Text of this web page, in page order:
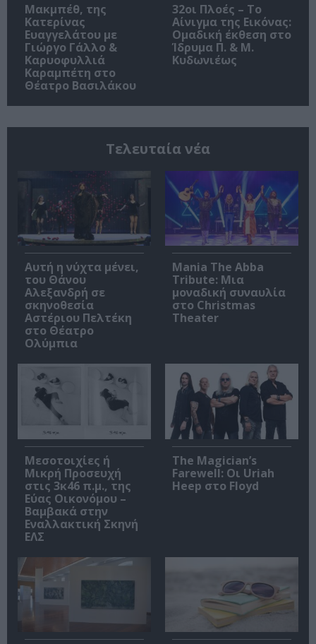
Μακμπέθ, της
Κατερίνας
Ευαγγελάτου με
Γιώργο Γάλλο &
Καρυοφυλλιά
Καραμπέτη στο
Θέατρο Βασιλάκου
32οι Πλοές – Το
Αίνιγμα της Εικόνας:
Ομαδική έκθεση στο
Ίδρυμα Π. & Μ.
Κυδωνιέως
Τελευταία νέα
Αυτή η νύχτα μένει,
του Θάνου
Αλεξανδρή σε
σκηνοθεσία
Αστέριου Πελτέκη
στο Θέατρο
Ολύμπια
Mania The Abba
Tribute: Μια
μοναδική συναυλία
στο Christmas
Theater
Μεσοτοιχίες ή
Μικρή Προσευχή
στις 3κ46 π.μ., της
Εύας Οικονόμου –
Βαμβακά στην
Εναλλακτική Σκηνή
ΕΛΣ
The Magician’s
Farewell: Οι Uriah
Heep στο Floyd